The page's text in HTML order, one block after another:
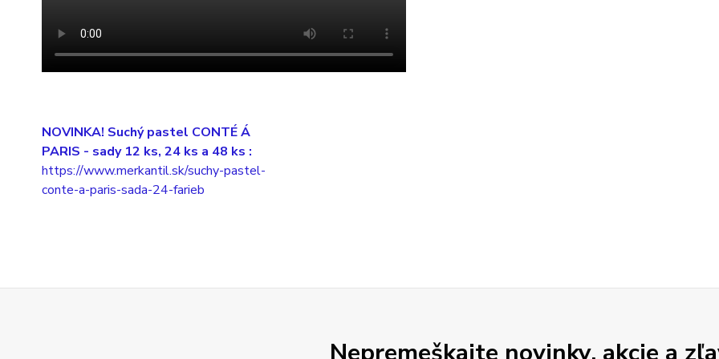
NOVINKA! Suchý pastel CONTÉ Á
PARIS - sady 12 ks, 24 ks a 48 ks :
https://www.merkantil.sk/suchy-pastel-
conte-a-paris-sada-24-farieb